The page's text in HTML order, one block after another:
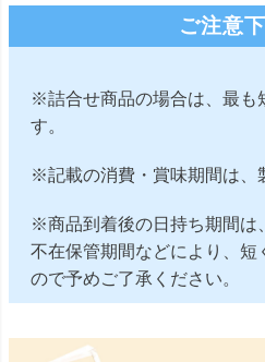
ご注意
※詰合せ商品の場合は、最も
す。
※記載の消費・賞味期間は、
※商品到着後の日持ち期間は
不在保管期間などにより、短
ので予めご了承ください。